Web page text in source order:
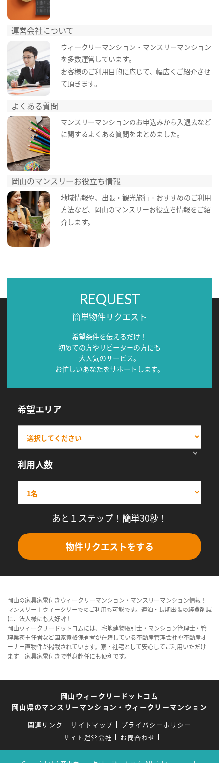
運営会社について
ウィークリーマンション・マンスリーマンション
を多数運営しています。
お客様のご利用目的に応じて、幅広くご紹介させ
て頂きます。
よくある質問
マンスリーマンションのお申込みから入退去など
に関するよくある質問をまとめました。
岡山のマンスリーお役立ち情報
地域情報や、出張・観光旅行・おすすめのご利用
方法など、岡山のマンスリーお役立ち情報をご紹
介します。
REQUEST
簡単物件リクエスト
希望条件を伝えるだけ！
初めての方やリピーターの方にも
大人気のサービス。
お忙しいあなたをサポートします。
希望エリア
利用人数
あと１ステップ！簡単30秒！
物件リクエストをする
岡山の家具家電付きウィークリーマンション・マンスリーマンション情報！
マンスリー＋ウィークリーでのご利用も可能です。連泊・長期出張の経費削減
に、法人様にも大好評！
岡山ウィークリードットコムには、宅地建物取引士・マンション管理士・管
理業務主任者など国家資格保有者が在籍している不動産管理会社や不動産オ
ーナー直物件が掲載されています。寮・社宅として安心してご利用いただけ
ます！家具家電付きで単身赴任にも便利です。
岡山ウィークリードットコム
岡山県のマンスリーマンション・ウィークリーマンション
関連リンク サイトマップ
プライバシーポリシー
サイト運営会社
お問合わせ